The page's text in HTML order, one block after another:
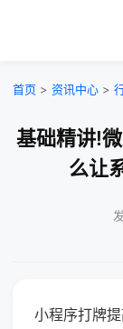
首页 > 资讯中心 >
基础精讲!
么让
小程序打牌